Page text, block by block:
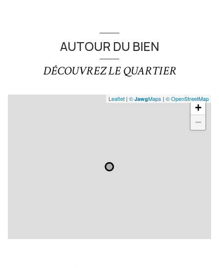
AUTOUR DU BIEN
DÉCOUVREZ LE QUARTIER
+
−
Leaflet | © JawgMaps | © OpenStreetMap